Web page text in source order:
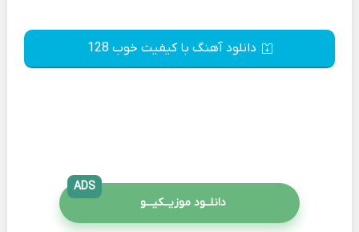
دانلود آهنگ با کیفیت خوب 128
دانلــود موزیــکیـــو
ADS